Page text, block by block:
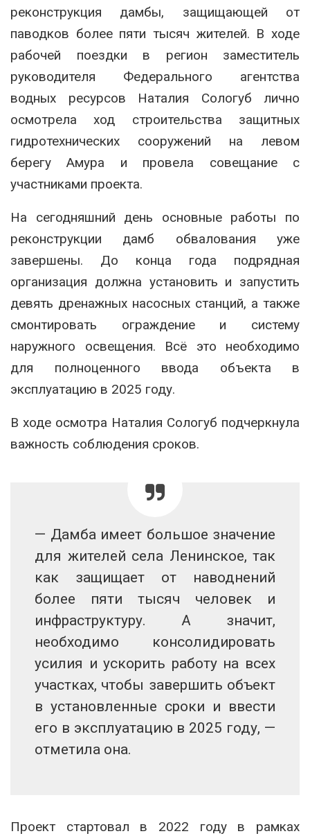
реконструкция дамбы, защищающей от
паводков более пяти тысяч жителей. В ходе
рабочей поездки в регион заместитель
руководителя Федерального агентства
водных ресурсов Наталия Сологуб лично
осмотрела ход строительства защитных
гидротехнических сооружений на левом
берегу Амура и провела совещание с
участниками проекта.
На сегодняшний день основные работы по
реконструкции дамб обвалования уже
завершены. До конца года подрядная
организация должна установить и запустить
девять дренажных насосных станций, а также
смонтировать ограждение и систему
наружного освещения. Всё это необходимо
для полноценного ввода объекта в
эксплуатацию в 2025 году.
В ходе осмотра Наталия Сологуб подчеркнула
важность соблюдения сроков.
— Дамба имеет большое значение
для жителей села Ленинское, так
как защищает от наводнений
более пяти тысяч человек и
инфраструктуру. А значит,
необходимо консолидировать
усилия и ускорить работу на всех
участках, чтобы завершить объект
в установленные сроки и ввести
его в эксплуатацию в 2025 году, —
отметила она.
Проект стартовал в 2022 году в рамках